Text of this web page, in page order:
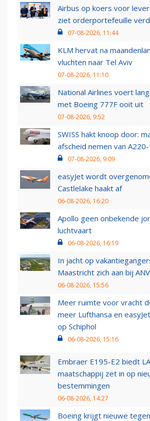
Airbus op koers voor
ziet orderportefeuille
07-08-2026, 11:44
KLM hervat na
vluchten naar Tel Aviv
07-08-2026, 11:10
National Airlines voert
met Boeing 777F ooit uit
07-08-2026, 9:52
SWISS hakt knoop door:
afscheid nemen van
07-08-2026, 9:09
easyJet wordt
Castlelake haakt af
06-08-2026, 16:20
Apollo geen onbekende
luchtvaart
06-08-2026, 16:19
In jacht op
Maastricht zich aan bij
06-08-2026, 15:56
Meer ruimte voor vracht
meer Lufthansa en
op Schiphol
06-08-2026, 15:16
Embraer E195-E2 biedt
maatschappij zet in op
bestemmingen
06-08-2026, 14:27
Boeing krijgt nieuwe